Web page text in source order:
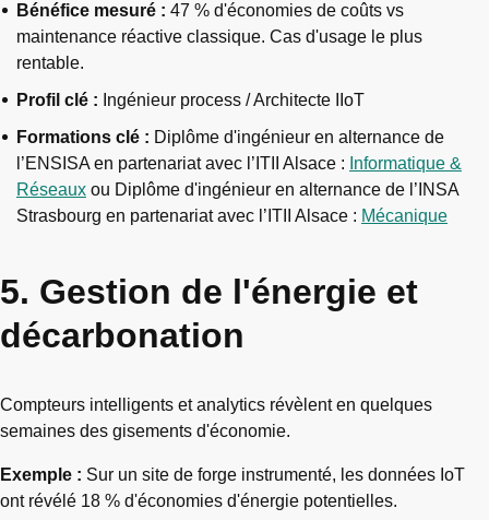
Bénéfice mesuré : 47 % d'économies de coûts vs
maintenance réactive classique. Cas d'usage le plus
rentable.
Profil clé : Ingénieur process / Architecte IIoT
Formations clé : Diplôme d'ingénieur en alternance de
l’ENSISA en partenariat avec l’ITII Alsace : Informatique &
Réseaux ou Diplôme d'ingénieur en alternance de l’INSA
Strasbourg en partenariat avec l’ITII Alsace : Mécanique
5. Gestion de l'énergie et
décarbonation
Compteurs intelligents et analytics révèlent en quelques
semaines des gisements d'économie.
Exemple : Sur un site de forge instrumenté, les données IoT
ont révélé 18 % d'économies d'énergie potentielles.